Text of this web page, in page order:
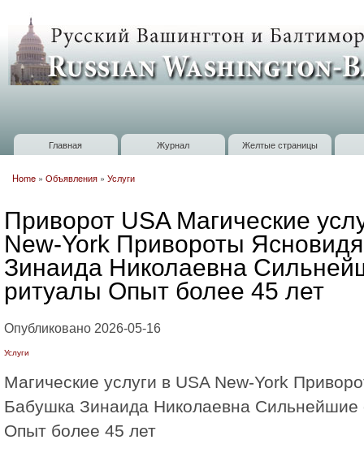
Russian
Washington
Baltimore
Главное меню
Главная Журнал Желтые страницы
Home » Объявления » Услуги
Приворот USA Магические
New-York Привороты
Зинаида Николаевна
ритуалы Опыт более 45 лет
Опубликовано 2026-05-16
Услуги
Магические услуги в USA New-York
Бабушка Зинаида Николаевна Сильнейшие
Опыт более 45 лет